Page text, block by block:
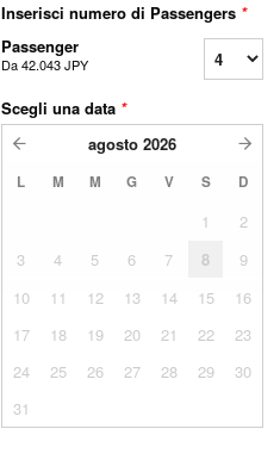
Inserisci numero di Passengers *
Passenger
Da42.043 JPY
Scegli una data *
agosto 2026
L M M G V S D
1
2
3
4 5 6 7 8
9
10
11 12 13 14 15
16
17
18 19 20 21 22
23
24
25 26 27 28 29
30
31